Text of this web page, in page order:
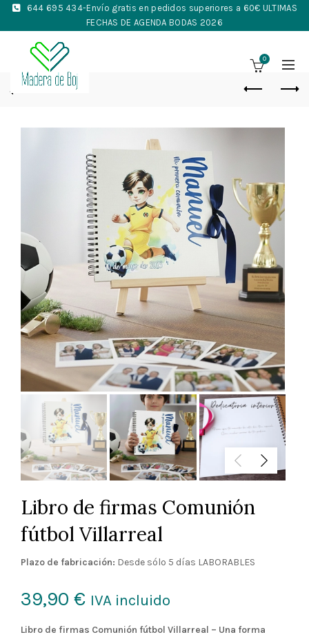
644 695 434-Envío gratis en pedidos superiores a 60€ ULTIMAS
FECHAS DE AGENDA BODAS 2026
0
Libro de firmas Comunión
fútbol Villarreal
Plazo de fabricación: Desde sólo 5 días LABORABLES
39,90 € IVA incluido
Libro de firmas Comunión fútbol Villarreal – Una forma